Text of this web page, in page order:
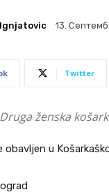
13.
Twitter
ženska
obavljen u